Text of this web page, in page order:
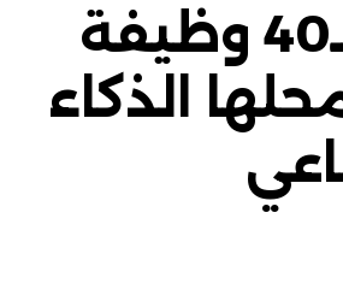
قائمة بـ40 وظيفة
الذكاء